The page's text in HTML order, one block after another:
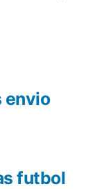
futbol
envio